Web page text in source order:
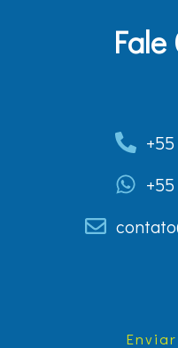
Fale
+55
+55